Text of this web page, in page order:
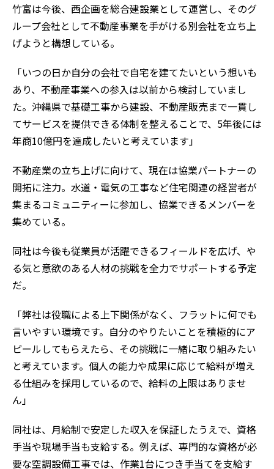
竹富は今後、西企画を総合建設業として運営し、そのグ
ループ会社として不動産事業を手がける別会社を立ち上
げようと構想している。
「いつの日か自分の会社で自宅を建てたいという想いも
あり、不動産事業への参入は以前から検討していまし
た。沖縄県で基礎工事から建設、不動産販売まで一貫し
てサービスを提供できる体制を整えることで、5年後には
年商10億円を達成したいと考えています」
不動産業の立ち上げに向けて、現在は協業パートナーの
開拓に注力。水道・電気の工事など住宅関連の経営者が
集まるコミュニティーに参加し、協業できるメンバーを
集めている。
同社は今後も従業員が活躍できるフィールドを広げ、や
る気と意欲のある人材の挑戦を全力でサポートする予定
だ。
「弊社は役職による上下関係がなく、フラットに何でも
言いやすい環境です。自分のやりたいことを積極的にア
ピールしてもらえたら、その挑戦に一緒に取り組みたい
と考えています。個人の能力や成果に応じて給料が増え
る仕組みを採用しているので、給料の上限はありませ
ん」
同社は、月給制で安定した収入を保証したうえで、資格
手当や現場手当も支給する。例えば、専門的な資格が必
要な空調設備工事では、作業1台につき手当てを支給す